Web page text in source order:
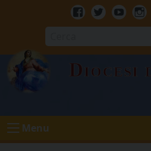
Facebook
Twitter
Diocesi
Menu